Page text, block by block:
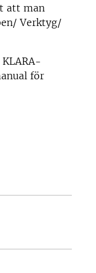
att man
Verktyg/
för